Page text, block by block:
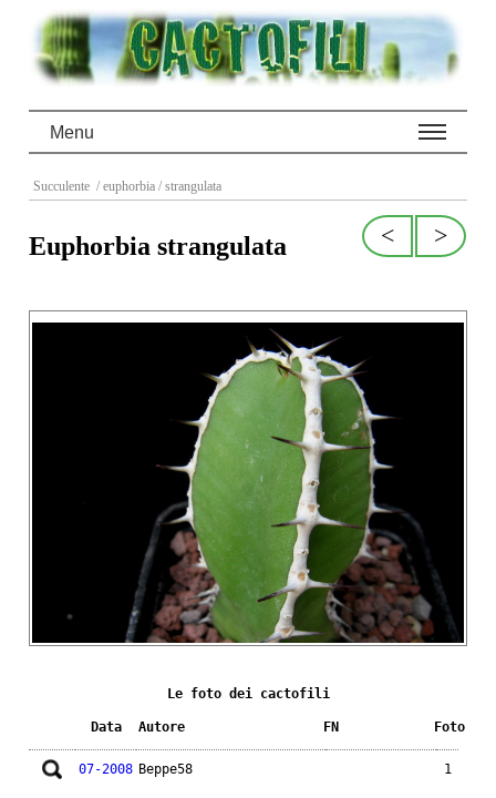
Menu
Succulente / euphorbia / strangulata
>
<
Euphorbia strangulata
Le foto dei cactofili
Data Autore FN Foto
07-2008 Beppe58 1